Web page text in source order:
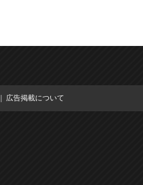
広告掲載について